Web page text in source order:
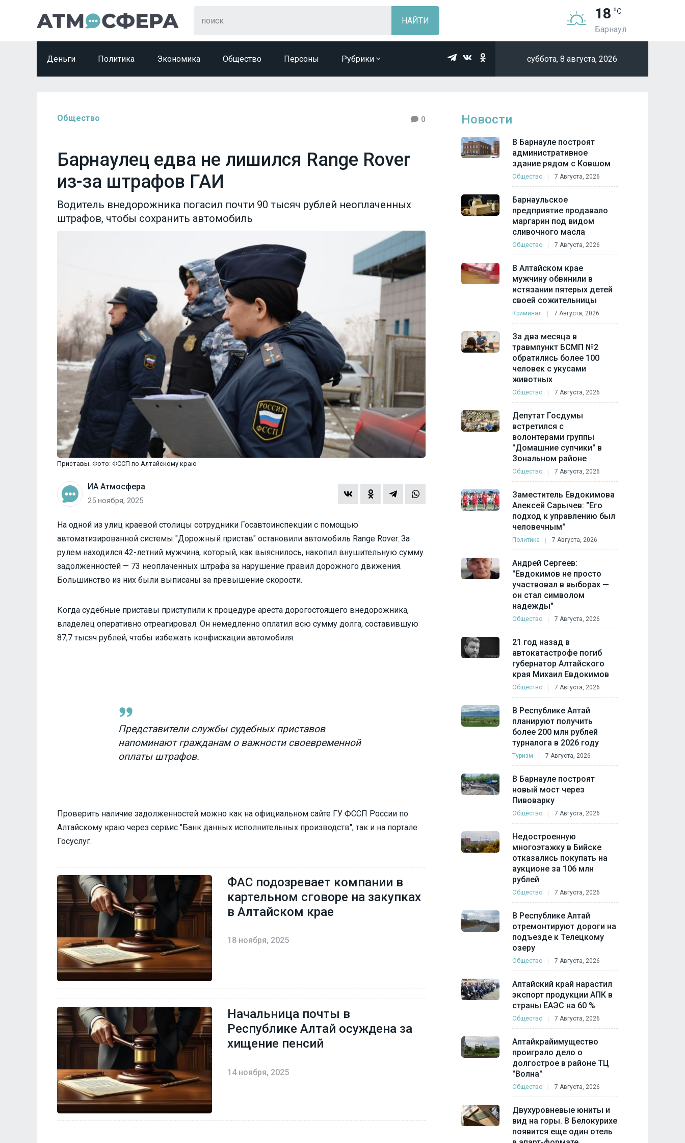
18
Барнаул
Деньги Политика Экономика Общество Персоны Рубрики суббота, 8 августа, 2026
Общество 0
Барнаулец едва не лишился Range Rover
из-за штрафов ГАИ
Водитель внедорожника погасил почти 90 тысяч рублей неоплаченных
штрафов, чтобы сохранить автомобиль
Приставы. Фото: ФССП по Алтайскому краю
ИА Атмосфера
25 ноября, 2025
На одной из улиц краевой столицы сотрудники Госавтоинспекции с помощью
автоматизированной системы "Дорожный пристав" остановили автомобиль Range Rover. За
рулем находился 42-летний мужчина, который, как выяснилось, накопил внушительную сумму
задолженностей — 73 неоплаченных штрафа за нарушение правил дорожного движения.
Большинство из них были выписаны за превышение скорости.
Когда судебные приставы приступили к процедуре ареста дорогостоящего внедорожника,
владелец оперативно отреагировал. Он немедленно оплатил всю сумму долга, составившую
87,7 тысяч рублей, чтобы избежать конфискации автомобиля.
Представители службы судебных приставов
напоминают гражданам о важности своевременной
оплаты штрафов.
Проверить наличие задолженностей можно как на официальном сайте ГУ ФССП России по
Алтайскому краю через сервис "Банк данных исполнительных производств", так и на портале
Госуслуг.
ФАС подозревает компании в
картельном сговоре на закупках
в Алтайском крае
18 ноября, 2025
Начальница почты в
Республике Алтай осуждена за
хищение пенсий
14 ноября, 2025
Новости
В Барнауле построят
административное
здание рядом с Ковшом
Общество 7 Августа, 2026
Барнаульское
предприятие продавало
маргарин под видом
сливочного масла
Общество 7 Августа, 2026
В Алтайском крае
мужчину обвинили в
истязании пятерых детей
своей сожительницы
Криминал 7 Августа, 2026
За два месяца в
травмпункт БСМП №2
обратились более 100
человек с укусами
животных
Общество 7 Августа, 2026
Депутат Госдумы
встретился с
волонтерами группы
"Домашние супчики" в
Зональном районе
Общество 7 Августа, 2026
Заместитель Евдокимова
Алексей Сарычев: "Его
подход к управлению был
человечным"
Политика 7 Августа, 2026
Андрей Сергеев:
"Евдокимов не просто
участвовал в выборах —
он стал символом
надежды"
Общество 7 Августа, 2026
21 год назад в
автокатастрофе погиб
губернатор Алтайского
края Михаил Евдокимов
Общество 7 Августа, 2026
В Республике Алтай
планируют получить
более 200 млн рублей
турналога в 2026 году
Туризм 7 Августа, 2026
В Барнауле построят
новый мост через
Пивоварку
Общество 7 Августа, 2026
Недостроенную
многоэтажку в Бийске
отказались покупать на
аукционе за 106 млн
рублей
Общество 7 Августа, 2026
В Республике Алтай
отремонтируют дороги на
подъезде к Телецкому
озеру
Общество 7 Августа, 2026
Алтайский край нарастил
экспорт продукции АПК в
страны ЕАЭС на 60 %
Общество 7 Августа, 2026
Алтайкрайимущество
проиграло дело о
долгострое в районе ТЦ
"Волна"
Общество 7 Августа, 2026
Двухуровневые юниты и
вид на горы. В Белокурихе
появится еще один отель